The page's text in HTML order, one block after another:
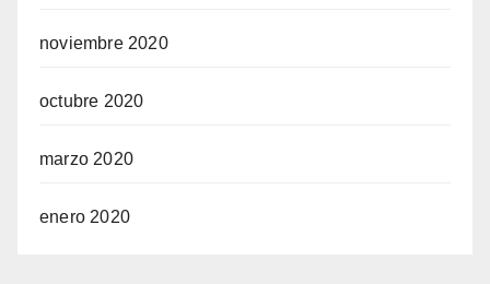
noviembre 2020
octubre 2020
marzo 2020
enero 2020